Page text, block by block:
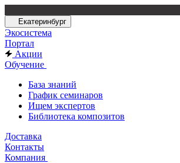
Екатеринбург
Экосистема
Портал
Акции
Обучение
База знаний
График семинаров
Ищем экспертов
Библиотека композитов
Доставка
Контакты
Компания